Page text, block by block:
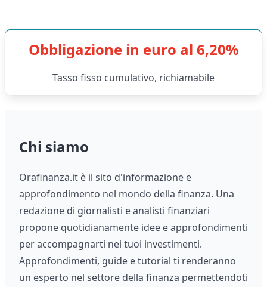
Obbligazione in euro al 6,20%
Tasso fisso cumulativo, richiamabile
Chi siamo
Orafinanza.it è il sito d'informazione e
approfondimento nel mondo della finanza. Una
redazione di giornalisti e analisti finanziari
propone quotidianamente idee e approfondimenti
per accompagnarti nei tuoi investimenti.
Approfondimenti, guide e tutorial ti renderanno
un esperto nel settore della finanza permettendoti